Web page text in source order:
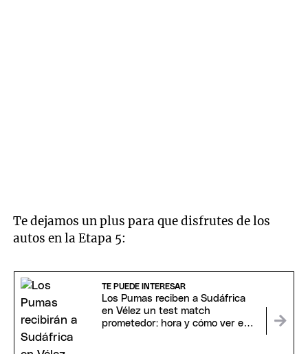
Te dejamos un plus para que disfrutes de los
autos en la Etapa 5:
TE PUEDE INTERESAR
Los Pumas reciben a Sudáfrica
en Vélez un test match
prometedor: hora y cómo ver en